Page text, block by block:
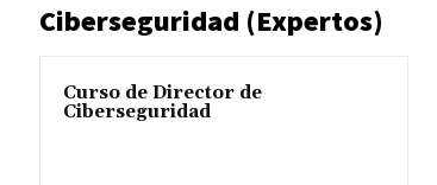
Ciberseguridad (Expertos)
Curso de Director de
Ciberseguridad